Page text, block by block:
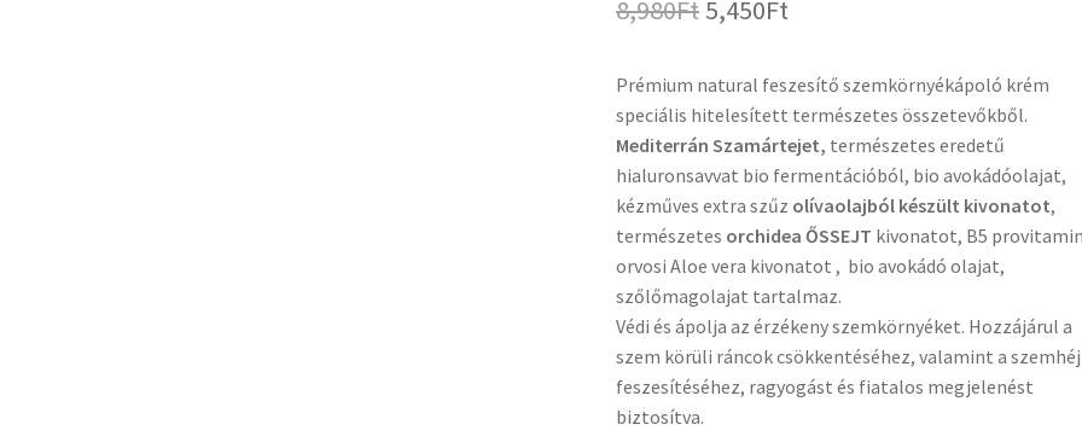
8,980Ft Original
was:
8,980Ft.
5,450Ft
is:
5,450Ft.
Prémium natural feszesítő szemkörnyékápoló krém
speciális hitelesített természetes összetevőkből.
Mediterrán Szamártejet, természetes eredetű
hialuronsavvat bio fermentációból, bio avokádóolajat,
kézműves extra szűz olívaolajból készült kivonatot,
természetes orchidea ŐSSEJT kivonatot, B5
orvosi Aloe vera kivonatot , bio avokádó olajat,
szőlőmagolajat tartalmaz.
Védi és ápolja az érzékeny szemkörnyéket. Hozzájárul a
szem körüli ráncok csökkentéséhez, valamint a szemhéj
feszesítéséhez, ragyogást és fiatalos megjelenést
biztosítva.